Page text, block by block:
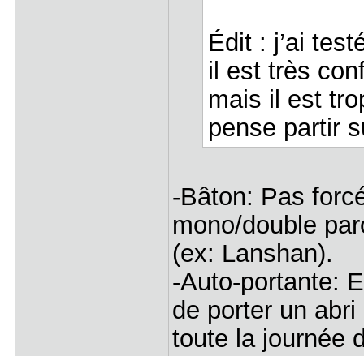
Édit : j’ai
il est très
mais il est
pense partir
-Bâton: Pas
mono/double
(ex: Lanshan).
-Auto-portante:
de porter un
toute la journée